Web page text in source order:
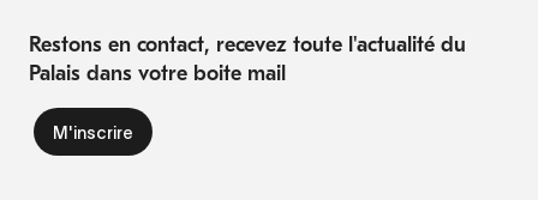
Restons en contact, recevez toute l'actualité du
Palais dans votre boite mail